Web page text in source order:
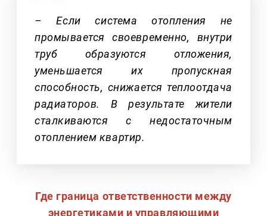
– Если система отопления не
промывается своевременно, внутри
труб образуются отложения,
уменьшается их пропускная
способность, снижается теплоотдача
радиаторов. В результате жители
сталкиваются с недостаточным
отоплением квартир.
Где граница ответственности между
энергетиками и управляющими